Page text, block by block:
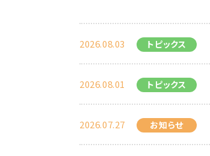
2026.08.03 トピックス
2026.08.01 トピックス
2026.07.27 お知らせ